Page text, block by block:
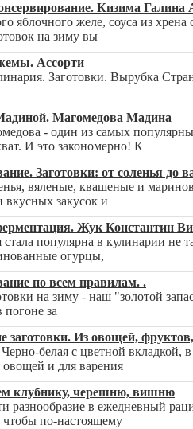
Кизима Галина
яблочного желе, соуса из
на зиму вы
Ассорти
Заготовки. Вырубка
Магомедова Мадина
- один из самых
И это закономерно! К
Заготовки: от соленья до
вяленые, квашеные и
вкусных закусок и
Жук Константин
популярна в кулинарии не
огурцы,
по всем правилам. .
на зиму - наш "золотой
за
заготовки. Из овощей,
белая с цветной вкладкой,
и для варения
клубнику, черешню, вишню
разнообразие в ежедневный
чтобы по-настоящему